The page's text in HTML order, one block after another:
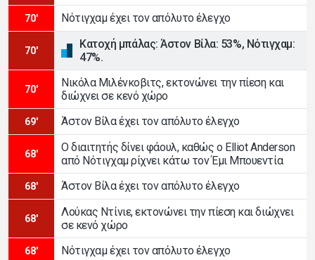
70' Νότιγχαμ έχει τον απόλυτο έλεγχο
70'
Κατοχή μπάλας: Άστον Βίλα: 53%, Νότιγχαμ:
47%.
70'
Νικόλα Μιλένκοβιτς, εκτονώνει την πίεση και
διώχνει σε κενό χώρο
69' Άστον Βίλα έχει τον απόλυτο έλεγχο
68'
Ο διαιτητής δίνει φάουλ, καθώς ο Elliot Anderson
από Νότιγχαμ ρίχνει κάτω τον Έμι Μπουεντία
68' Άστον Βίλα έχει τον απόλυτο έλεγχο
68'
Λούκας Ντίνιε, εκτονώνει την πίεση και διώχνει
σε κενό χώρο
68' Νότιγχαμ έχει τον απόλυτο έλεγχο